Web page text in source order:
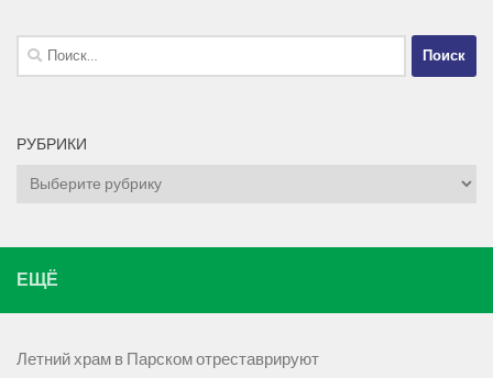
Найти:
РУБРИКИ
Рубрики
ЕЩЁ
Летний храм в Парском отреставрируют